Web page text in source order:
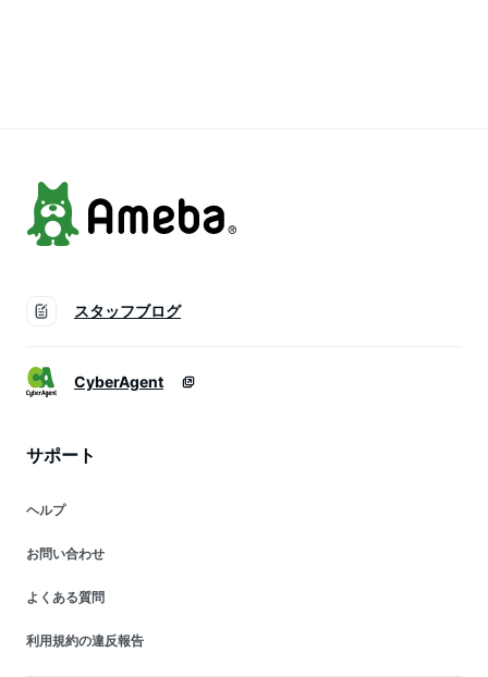
スタッフブログ
CyberAgent
サポート
ヘルプ
お問い合わせ
よくある質問
利用規約の違反報告